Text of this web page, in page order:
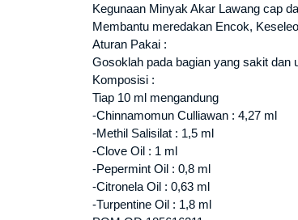
Kegunaan Minyak Akar Lawang cap
Membantu meredakan Encok,
Aturan Pakai :
Gosoklah pada bagian yang sakit
Komposisi :
Tiap 10 ml mengandung
-Chinnamomun Culliawan : 4,27 ml
-Methil Salisilat : 1,5 ml
-Clove Oil : 1 ml
-Pepermint Oil : 0,8 ml
-Citronela Oil : 0,63 ml
-Turpentine Oil : 1,8 ml